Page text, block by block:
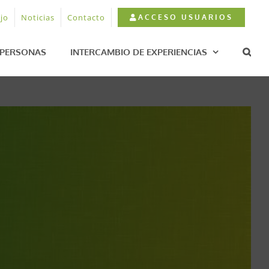
Noticias Contacto ACCESO USUARIOS
PERSONAS INTERCAMBIO DE EXPERIENCIAS